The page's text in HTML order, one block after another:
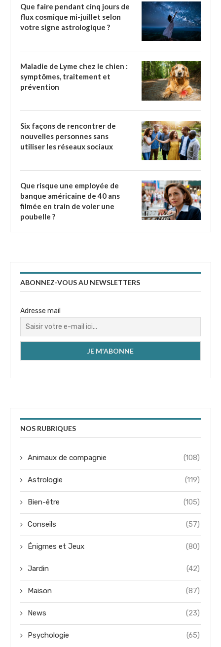
Que faire pendant cinq jours de
flux cosmique mi-juillet selon
votre signe astrologique ?
Maladie de Lyme chez le chien :
symptômes, traitement et
prévention
Six façons de rencontrer de
nouvelles personnes sans
utiliser les réseaux sociaux
Que risque une employée de
banque américaine de 40 ans
filmée en train de voler une
poubelle ?
ABONNEZ-VOUS AU NEWSLETTERS
Adresse mail
NOS RUBRIQUES
Animaux de compagnie (108)
Astrologie (119)
Bien-être (105)
Conseils (57)
Énigmes et Jeux (80)
Jardin (42)
Maison (87)
News (23)
Psychologie (65)